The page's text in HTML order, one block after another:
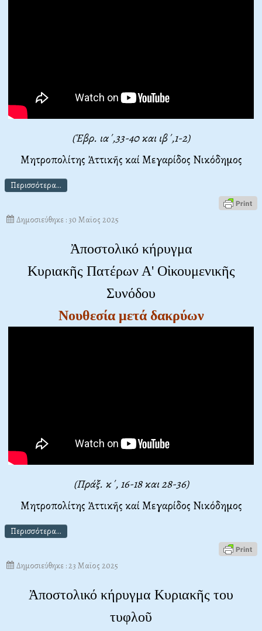
(Ἑβρ. ια΄,33-40 και ιβ΄,1-2)
Μητροπολίτης Ἀττικῆς καί Μεγαρίδος Νικόδημος
Περισσότερα...
Δημοσιεύθηκε : 30 Μαϊος 2025
Ἀποστολικό κήρυγμα
Κυριακῆς Πατέρων Α' Οἰκουμενικῆς
Συνόδου
Νουθεσία μετά δακρύων
(Πράξ. κ΄, 16-18 και 28-36)
Μητροπολίτης Ἀττικῆς καί Μεγαρίδος Νικόδημος
Περισσότερα...
Δημοσιεύθηκε : 23 Μαϊος 2025
Ἀποστολικό κήρυγμα Κυριακῆς του
τυφλοῦ